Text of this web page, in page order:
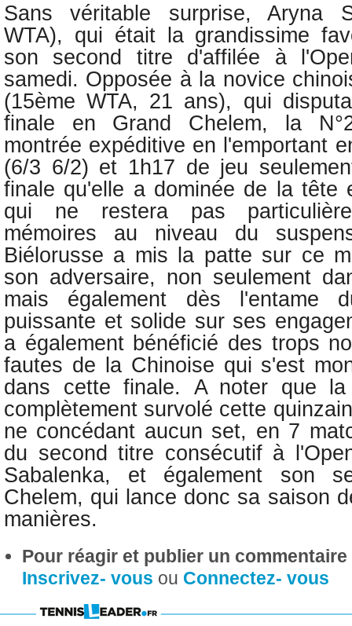
Sans véritable surprise, Aryna
WTA), qui était la grandissime
son second titre d'affilée à
samedi. Opposée à la novice
(15ème WTA, 21 ans), qui
finale en Grand Chelem, la
montrée expéditive en l'emportant
(6/3 6/2) et 1h17 de jeu
finale qu'elle a dominée de la tête
qui ne restera pas
mémoires au niveau du
Biélorusse a mis la patte sur ce
son adversaire, non seulement
mais également dès l'entame
puissante et solide sur ses
a également bénéficié des trops
fautes de la Chinoise qui s'est
dans cette finale. A noter que la
complètement survolé cette
ne concédant aucun set, en 7
du second titre consécutif à
Sabalenka, et également son
Chelem, qui lance donc sa saison
manières.
Pour réagir et publier un
Inscrivez- vous ou Connectez- vous